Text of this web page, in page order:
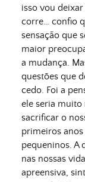
isso vou
corre… confio
sensação que
maior
a mudança.
questões que
cedo. Foi a
ele seria muito
sacrificar o
primeiros
pequeninos. A
nas nossas
apreensiva,